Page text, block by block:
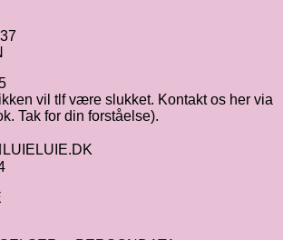
vil tlf være slukket. Kontakt os her via
Tak for din forståelse).